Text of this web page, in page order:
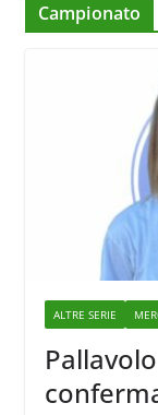
Campionato
ALTRE SERIE